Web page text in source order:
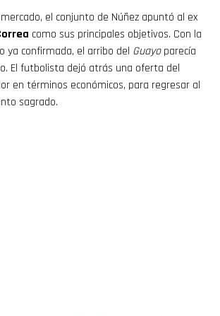
el conjunto de Núñez apuntó al ex
como sus principales objetivos. Con la
ya confirmada, el arribo del Guayoparecía
El futbolista dejó atrás una oferta del
en términos económicos, para regresar al
sagrado.